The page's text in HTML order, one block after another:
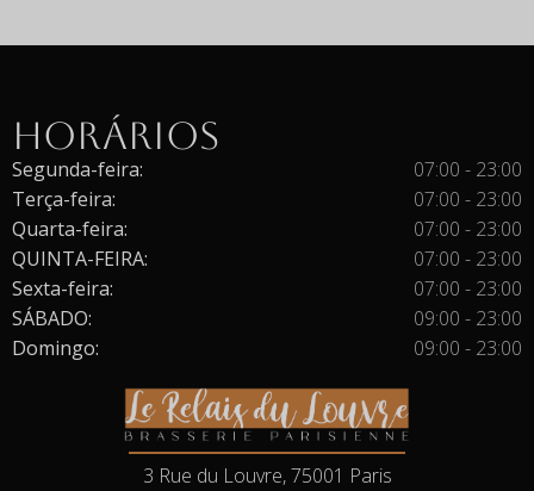
Horários
Segunda-feira:
07:00 - 23:00
Terça-feira:
07:00 - 23:00
Quarta-feira:
07:00 - 23:00
QUINTA-FEIRA:
07:00 - 23:00
Sexta-feira:
07:00 - 23:00
SÁBADO:
09:00 - 23:00
Domingo:
09:00 - 23:00
3 Rue du Louvre, 75001 Paris